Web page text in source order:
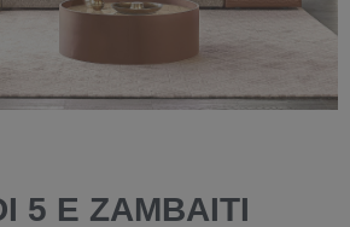
5 E ZAMBAITI